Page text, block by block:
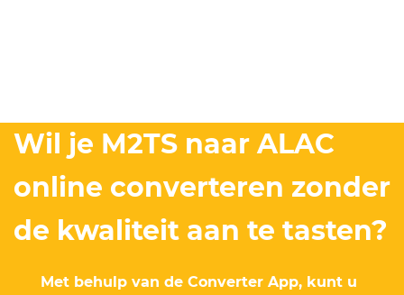
Wil je M2TS naar ALAC
online converteren zonder
de kwaliteit aan te tasten?
Met behulp van de Converter App, kunt u